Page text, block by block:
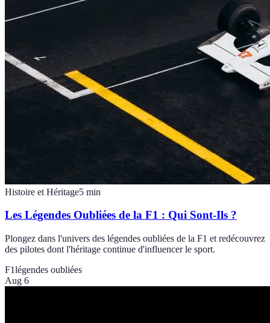
Histoire et Héritage5 min
Les Légendes Oubliées de la F1 : Qui Sont-Ils ?
Plongez dans l'univers des légendes oubliées de la F1 et redécouvrez
des pilotes dont l'héritage continue d'influencer le sport.
F1légendes oubliées
Aug 6